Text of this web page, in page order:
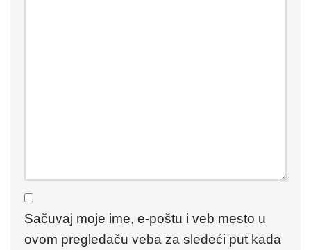
Sačuvaj moje ime, e-poštu i veb mesto u
ovom pregledaču veba za sledeći put kada